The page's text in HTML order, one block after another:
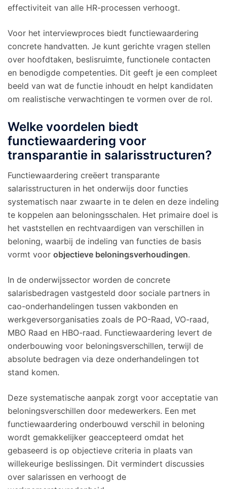
effectiviteit van alle HR-processen verhoogt.
Voor het interviewproces biedt functiewaardering
concrete handvatten. Je kunt gerichte vragen stellen
over hoofdtaken, beslisruimte, functionele contacten
en benodigde competenties. Dit geeft je een compleet
beeld van wat de functie inhoudt en helpt kandidaten
om realistische verwachtingen te vormen over de rol.
Welke voordelen biedt
functiewaardering voor
transparantie in salarisstructuren?
Functiewaardering creëert transparante
salarisstructuren in het onderwijs door functies
systematisch naar zwaarte in te delen en deze indeling
te koppelen aan beloningsschalen. Het primaire doel is
het vaststellen en rechtvaardigen van verschillen in
beloning, waarbij de indeling van functies de basis
vormt voor objectieve beloningsverhoudingen.
In de onderwijssector worden de concrete
salarisbedragen vastgesteld door sociale partners in
cao-onderhandelingen tussen vakbonden en
werkgeversorganisaties zoals de PO-Raad, VO-raad,
MBO Raad en HBO-raad. Functiewaardering levert de
onderbouwing voor beloningsverschillen, terwijl de
absolute bedragen via deze onderhandelingen tot
stand komen.
Deze systematische aanpak zorgt voor acceptatie van
beloningsverschillen door medewerkers. Een met
functiewaardering onderbouwd verschil in beloning
wordt gemakkelijker geaccepteerd omdat het
gebaseerd is op objectieve criteria in plaats van
willekeurige beslissingen. Dit vermindert discussies
over salarissen en verhoogt de